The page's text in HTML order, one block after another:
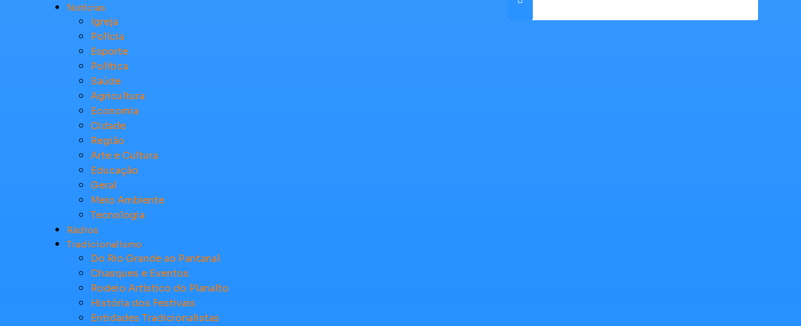
Notícias
Igreja
Polícia
Esporte
Política
Saúde
Agricultura
Economia
Cidade
Região
Arte e Cultura
Educação
Geral
Meio Ambiente
Tecnologia
Rádios
Tradicionalismo
Do Rio Grande ao Pantanal
Chasques e Eventos
Rodeio Artístico do Planalto
História dos Festivais
Entidades Tradicionalistas